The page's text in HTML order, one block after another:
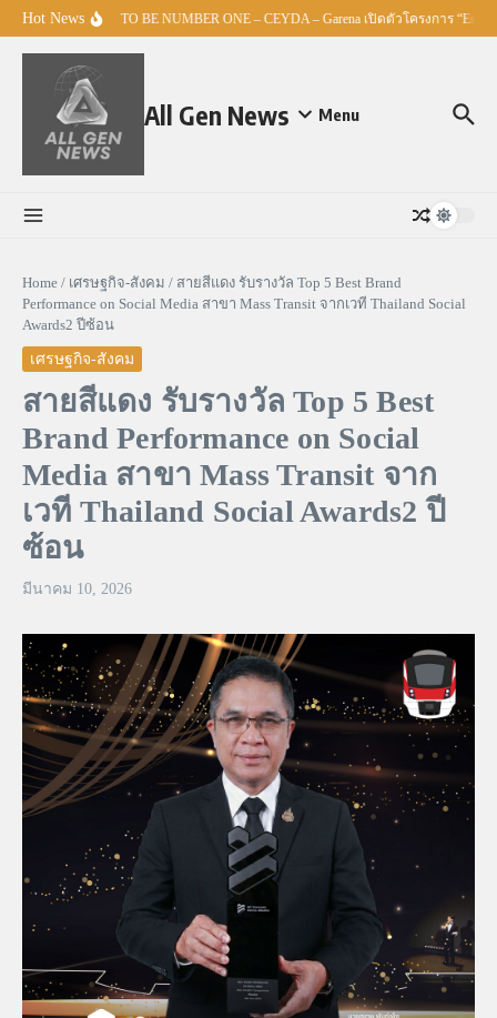
Skip to content
Hot Newsศธ. – TO BE NUMBER ONE – CEYDA – Garena เปิดตัวโครงการ
All Gen News Menu
Home / เศรษฐกิจ-สังคม / สายสีแดง รับรางวัล Top 5 Best Brand
Performance on Social Media สาขา Mass Transit จากเวที Thailand Social
Awards2 ปีซ้อน
เศรษฐกิจ-สังคม
สายสีแดง รับรางวัล Top 5 Best
Brand Performance on Social
Media สาขา Mass Transit จาก
เวที Thailand Social Awards2 ปี
ซ้อน
มีนาคม 10, 2026